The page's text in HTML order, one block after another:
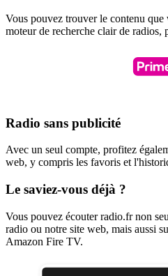
Vous pouvez trouver le contenu que
moteur de recherche clair de radios,
Radio sans publicité
Avec un seul compte, profitez
web, y compris les favoris et
Le saviez-vous déjà ?
Vous pouvez écouter radio.fr non
radio ou notre site web, mais aussi
Amazon Fire TV.